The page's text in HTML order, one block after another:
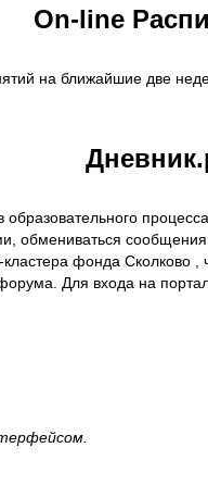
On-line
на ближайшие две
обмениваться
фонда Сколково
Для входа на